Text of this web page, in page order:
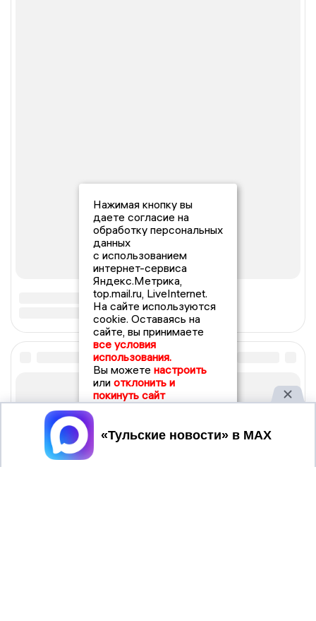
Нажимая кнопку вы
даете согласие на
обработку персональных
данных
с использованием
интернет-сервиса
Яндекс.Метрика,
top.mail.ru, LiveInternet.
На сайте используются
cookie. Оставаясь на
сайте, вы принимаете
все условия
использования.
Вы можете настроить
или отклонить и
покинуть сайт
Принять